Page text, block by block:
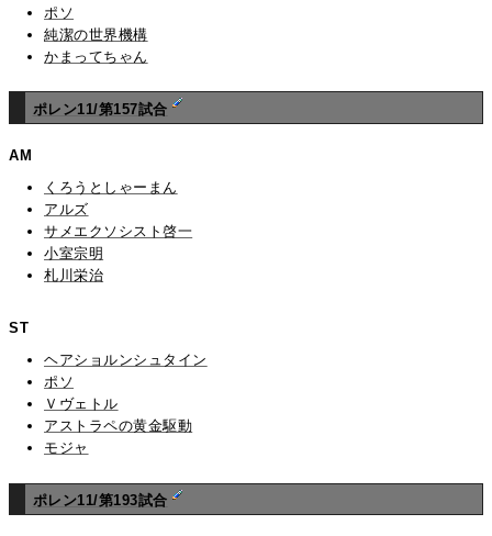
ポソ
純潔の世界機構
かまってちゃん
ポレン11/第157試合
AM
くろうとしゃーまん
アルズ
サメエクソシスト啓一
小室宗明
札川栄治
ST
ヘアショルンシュタイン
ポソ
Ｖヴェトル
アストラペの黄金駆動
モジャ
ポレン11/第193試合